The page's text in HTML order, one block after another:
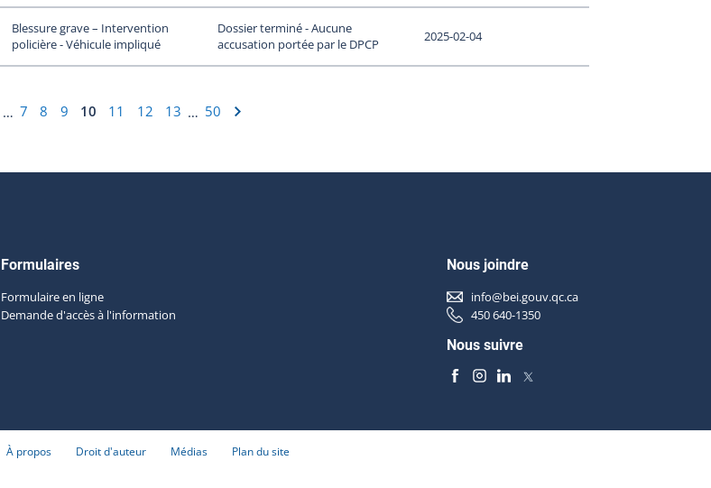
Blessure grave – Intervention
policière - Véhicule impliqué
Dossier terminé - Aucune
accusation portée par le DPCP
2025-02-04
… 7 8 9 10 11 12 13 … 50
Formulaires
Formulaire en ligne
Demande d'accès à l'information
Nous joindre
info@bei.gouv.qc.ca
450 640-1350
Nous suivre
À propos Droit d'auteur Médias Plan du site